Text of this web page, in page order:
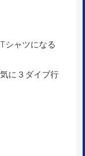
シャツになる
に３ダイブ行